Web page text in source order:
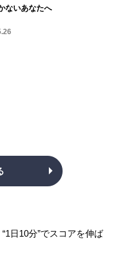
ないあなたへ
日10分”でスコアを伸ば